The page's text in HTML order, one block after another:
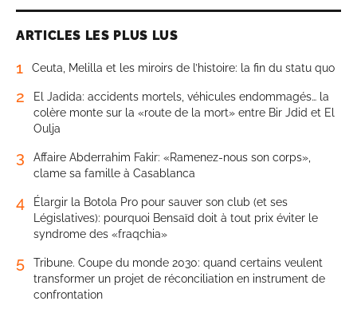
ARTICLES LES PLUS LUS
1 Ceuta, Melilla et les miroirs de l’histoire: la fin du statu quo
2
El Jadida: accidents mortels, véhicules endommagés… la
colère monte sur la «route de la mort» entre Bir Jdid et El
Oulja
3
Affaire Abderrahim Fakir: «Ramenez-nous son corps»,
clame sa famille à Casablanca
4
Élargir la Botola Pro pour sauver son club (et ses
Législatives): pourquoi Bensaïd doit à tout prix éviter le
syndrome des «fraqchia»
5
Tribune. Coupe du monde 2030: quand certains veulent
transformer un projet de réconciliation en instrument de
confrontation